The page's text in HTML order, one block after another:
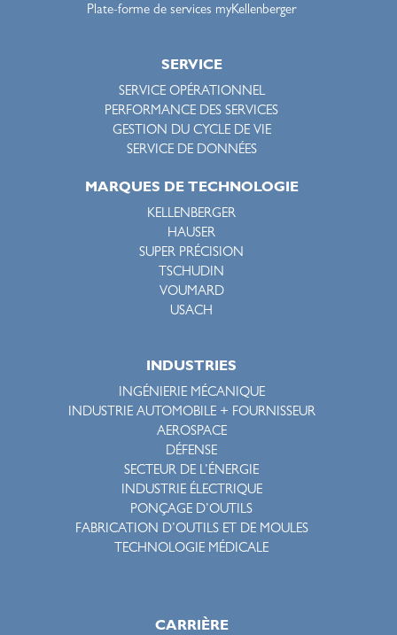
Plate-forme de services myKellenberger
SERVICE
SERVICE OPÉRATIONNEL
PERFORMANCE DES SERVICES
GESTION DU CYCLE DE VIE
SERVICE DE DONNÉES
MARQUES DE TECHNOLOGIE
KELLENBERGER
HAUSER
SUPER PRÉCISION
TSCHUDIN
VOUMARD
USACH
INDUSTRIES
INGÉNIERIE MÉCANIQUE
INDUSTRIE AUTOMOBILE + FOURNISSEUR
AEROSPACE
DÉFENSE
SECTEUR DE L’ÉNERGIE
INDUSTRIE ÉLECTRIQUE
PONÇAGE D’OUTILS
FABRICATION D’OUTILS ET DE MOULES
TECHNOLOGIE MÉDICALE
CARRIÈRE